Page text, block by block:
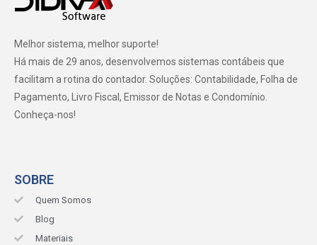
Melhor sistema, melhor suporte!
Há mais de 29 anos, desenvolvemos sistemas contábeis que
facilitam a rotina do contador. Soluções: Contabilidade, Folha de
Pagamento, Livro Fiscal, Emissor de Notas e Condomínio.
Conheça-nos!
SOBRE
Quem Somos
Blog
Materiais